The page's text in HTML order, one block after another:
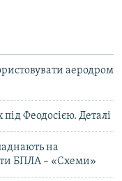
аеродром
Феодосією. Деталі
на
БПЛА – «Схеми»